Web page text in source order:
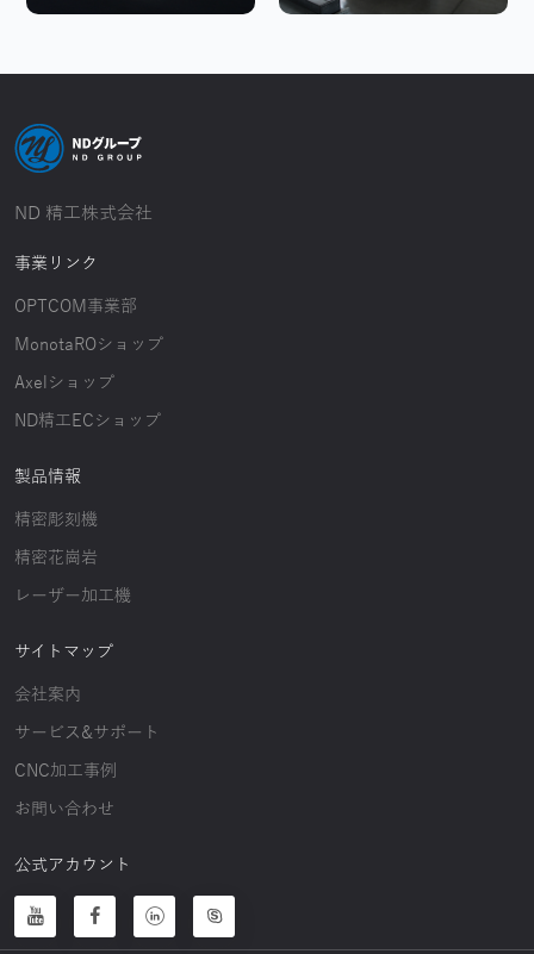
ND 精工株式会社
事業リンク
OPTCOM事業部
MonotaROショップ
Axelショップ
ND精工ECショップ
製品情報
精密彫刻機
精密花崗岩
レーザー加工機
サイトマップ
会社案内
サービス&サポート
CNC加工事例
お問い合わせ
公式アカウント